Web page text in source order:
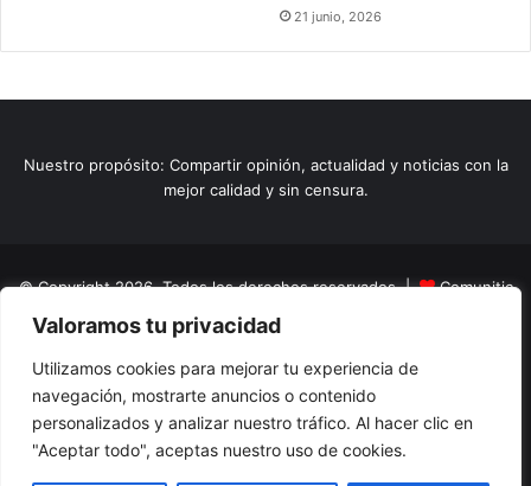
Valoramos tu privacidad
Utilizamos cookies para mejorar tu experiencia de
navegación, mostrarte anuncios o contenido
personalizados y analizar nuestro tráfico. Al hacer clic en
"Aceptar todo", aceptas nuestro uso de cookies.
21 junio, 2026
Nuestro propósito: Compartir opinión, actualidad y noticias con la
mejor calidad y sin censura.
© Copyright 2026, Todos los derechos reservados |
Comunitic
SAS BICNit 901228106
Home
Actualidad Variedades Opinion Turismo
El Tinteadero
Caricaturas Reportajes
FacebookYouTubeInstagram